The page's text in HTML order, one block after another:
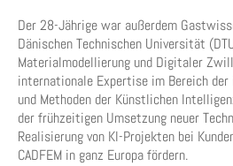
Der 28-Jährige war außerdem
Dänischen Technischen Universität
Materialmodellierung und Digitaler
internationale Expertise im Bereich der
und Methoden der Künstlichen
der frühzeitigen Umsetzung neuer
Realisierung von KI-Projekten bei
CADFEM in ganz Europa fördern.